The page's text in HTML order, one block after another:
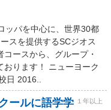
ッパを中心に、世界30都
スを提供するSCジオス
ースから、グループ・
おります！ ニューヨーク
日 2016..
ールに語学学 １年以上